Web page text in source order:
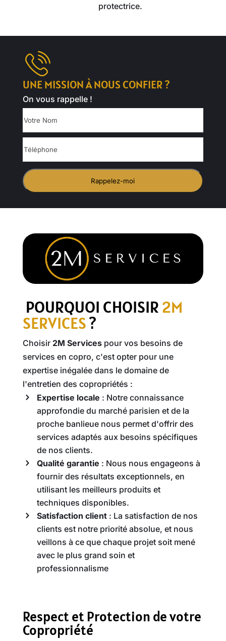
protectrice.
UNE MISSION À NOUS CONFIER ?
On vous rappelle !
Votre
Téléphone
POURQUOI CHOISIR2M
SERVICES?
Choisir 2M Servicespour vos besoins de
services en copro, c'est opter pour une
expertise inégalée dans le domaine de
l'entretien des copropriétés :
Expertise locale : Notre connaissance
approfondie du marché parisien et de la
proche banlieue nous permet d'offrir des
services adaptés aux besoins spécifiques
de nos clients.
Qualité garantie : Nous nous engageons à
fournir des résultats exceptionnels, en
utilisant les meilleurs produits et
techniques disponibles.
Satisfaction client: La satisfaction de nos
clients est notre priorité absolue, et nous
veillons à ce que chaque projet soit mené
avec le plus grand soin et
professionnalisme
Respect et Protection de votre
Copropriété